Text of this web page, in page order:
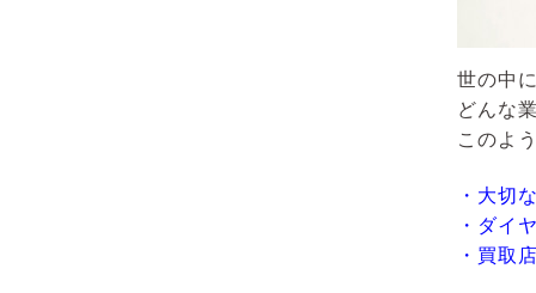
世の中
どんな
このよ
・大切
・ダイ
・買取